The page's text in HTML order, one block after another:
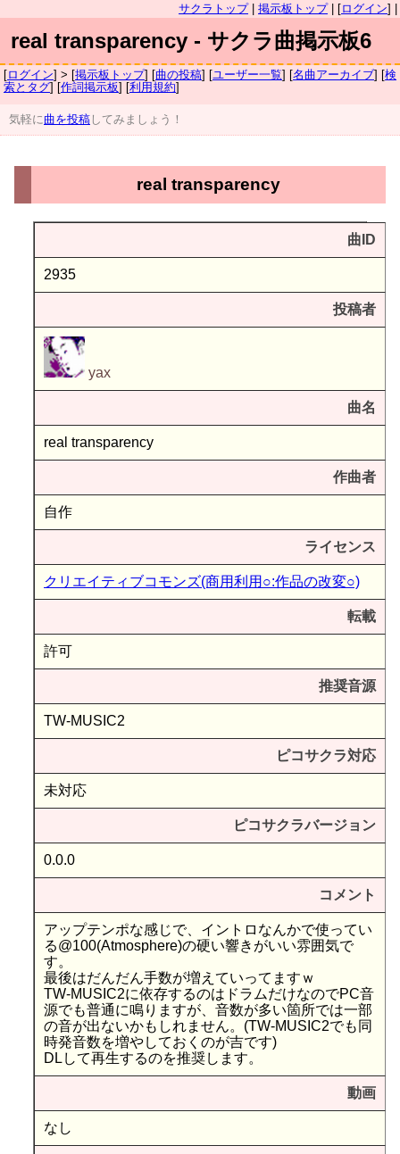
サクラトップ| 掲示板トップ| [ログイン] |
real transparency - サクラ曲掲示板6
[ログイン] > [掲示板トップ] [曲の投稿] [ユーザー一覧] [名曲アーカイブ] [検
索とタグ] [作詞掲示板] [利用規約]
気軽に曲を投稿 してみましょう！
real transparency
曲ID
2935
投稿者
yax
曲名
real transparency
作曲者
自作
ライセンス
クリエイティブコモンズ(商用利用○:作品の改変○)
転載
許可
推奨音源
TW-MUSIC2
ピコサクラ対応
未対応
ピコサクラバージョン
0.0.0
コメント
アップテンポな感じで、イントロなんかで使ってい
る@100(Atmosphere)の硬い響きがいい雰囲気で
す。
最後はだんだん手数が増えていってますｗ
TW-MUSIC2に依存するのはドラムだけなのでPC音
源でも普通に鳴りますが、音数が多い箇所では一部
の音が出ないかもしれません。(TW-MUSIC2でも同
時発音数を増やしておくのが吉です)
DLして再生するのを推奨します。
動画
なし